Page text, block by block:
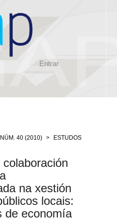
Entrar
NÚM. 40 (2010) ESTUDOS
na xestión
locais:
de economía